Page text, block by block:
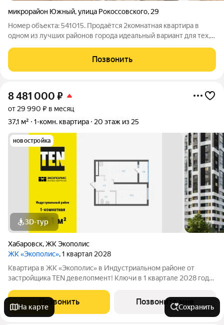
микрорайон Южный,улица Рокоссовского, 29
Номер объекта: 541015. Продаётся 2комнатная квартира в
одном из лучших районов города идеальный вариант для тех,
комнаты и раздельный санузел дают максимум удобства для
семьи. Квартира ждёт вашего
Позвонить
8 481 000 ₽
от 29 990 ₽ в месяц
37,1 м²
1-комн. квартира 20 этаж из 25
новостройка
3D-тур
Хабаровск,ЖК Экополис
ЖК «Экополис», 1 квартал 2028
Квартира в ЖК «Экополис» в Индустриальном районе от
застройщика TEN девелопмент! Ключи в 1 квартале 2028 года.
семьи есть все необходимое, и где жить комфортно,
экологично и безопасно. Это
Позвонить Позвоните мне
На карте Сохранить